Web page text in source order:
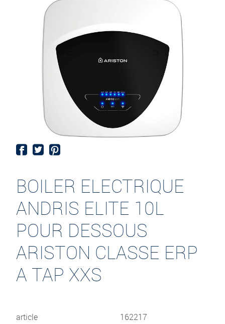
BOILER ELECTRIQUE
ANDRIS ELITE 10L
POUR DESSOUS
ARISTON CLASSE ERP
A TAP XXS
article
162217